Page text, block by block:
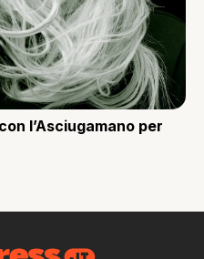
l’Asciugamano per